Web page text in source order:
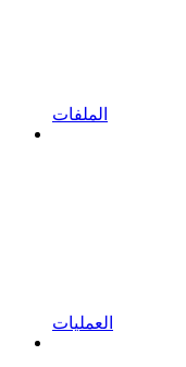
الملفات
العمليات